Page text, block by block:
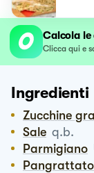
Calcola le
Clicca qui e
Ingredienti
Zucchine
Sale q.b.
Parmigiano
Pangrattato